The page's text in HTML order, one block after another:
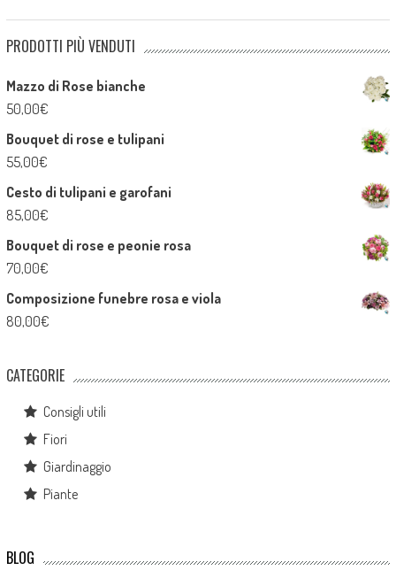
PRODOTTI PIÙ VENDUTI
Mazzo di Rose bianche
50,00€
Bouquet di rose e tulipani
55,00€
Cesto di tulipani e garofani
85,00€
Bouquet di rose e peonie rosa
70,00€
Composizione funebre rosa e viola
80,00€
CATEGORIE
Consigli utili
Fiori
Giardinaggio
Piante
BLOG